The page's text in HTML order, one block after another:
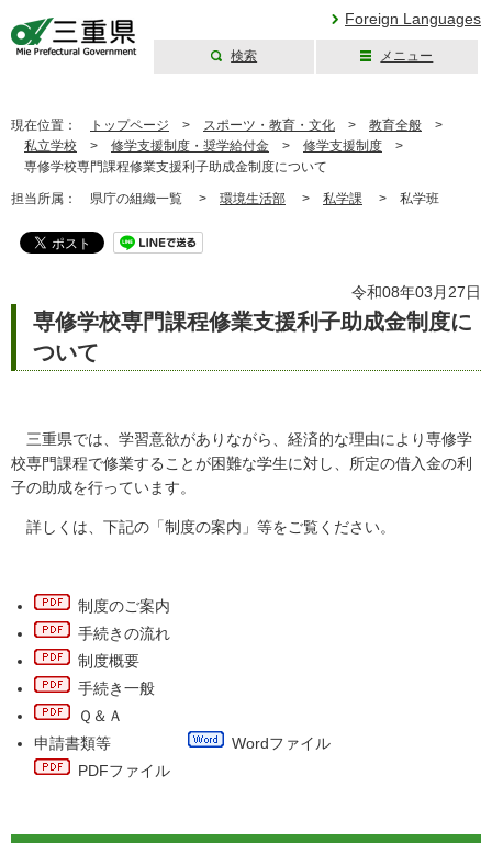
Foreign Languages
検索 メニュー
現在位置： トップページ > スポーツ・教育・文化 > 教育全般 >
私立学校 > 修学支援制度・奨学給付金 > 修学支援制度 >
専修学校専門課程修業支援利子助成金制度について
担当所属： 県庁の組織一覧 > 環境生活部 > 私学課 > 私学班
令和08年03月27日
専修学校専門課程修業支援利子助成金制度に
ついて
三重県では、学習意欲がありながら、経済的な理由により専修学
校専門課程で修業することが困難な学生に対し、所定の借入金の利
子の助成を行っています。
詳しくは、下記の「制度の案内」等をご覧ください。
制度のご案内
手続きの流れ
制度概要
手続き一般
Ｑ＆Ａ
申請書類等
Wordファイル
PDFファイル